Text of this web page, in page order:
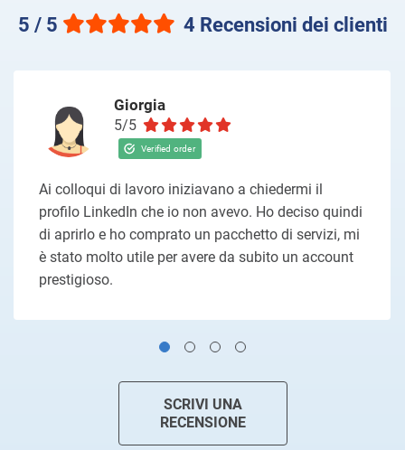
5 / 5 4 Recensioni dei clienti
Giorgia
5/5
Ai colloqui di lavoro iniziavano a chiedermi il
profilo LinkedIn che io non avevo. Ho deciso quindi
di aprirlo e ho comprato un pacchetto di servizi, mi
è stato molto utile per avere da subito un account
prestigioso.
SCRIVI UNA
RECENSIONE